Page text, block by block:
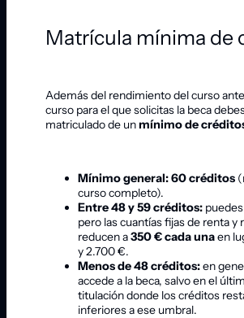
Matrícula mínima de
Además del rendimiento del curso
curso para el que solicitas la beca
matriculado de unmínimo de
Mínimo general: 60 créditos
curso completo).
Entre 48 y 59 créditos:
pero las cuantías fijas de renta y
reducen a350 € cada unaen
y 2.700 €.
Menos de 48 créditos:en
accede a la beca, salvo en el
titulación donde los créditos
inferiores a ese umbral.